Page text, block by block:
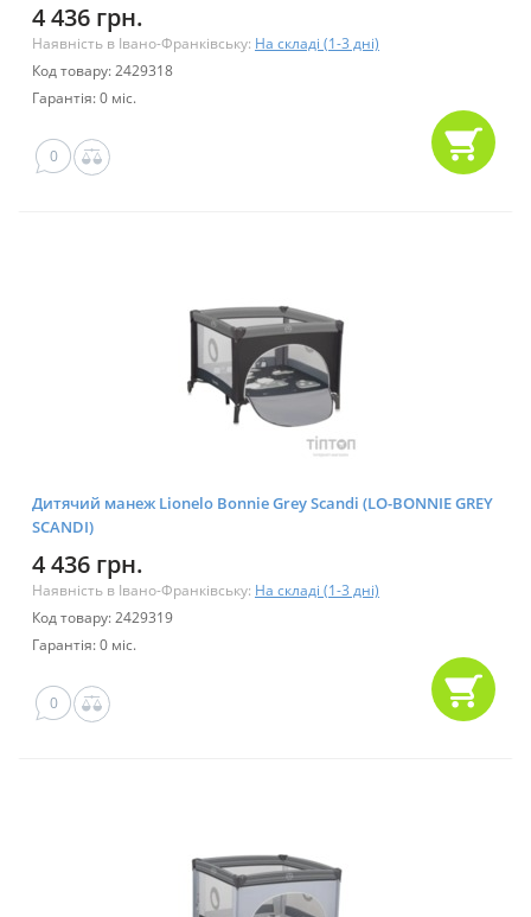
4 436 грн.
Наявність в Івано-Франківську: На складі (1-3 дні)
Код товару: 2429318
Гарантія: 0 міс.
0
Дитячий манеж Lionelo Bonnie Grey Scandi (LO-BONNIE GREY
SCANDI)
4 436 грн.
Наявність в Івано-Франківську: На складі (1-3 дні)
Код товару: 2429319
Гарантія: 0 міс.
0